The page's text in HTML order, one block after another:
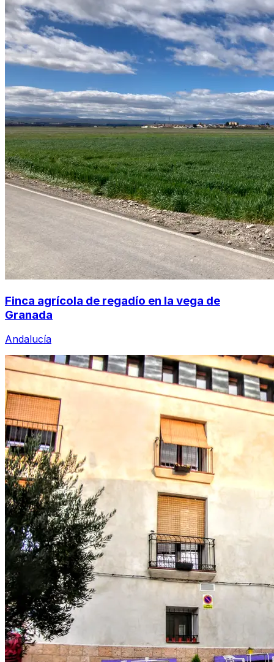
Finca agrícola de regadío en la vega de
Granada
Andalucía